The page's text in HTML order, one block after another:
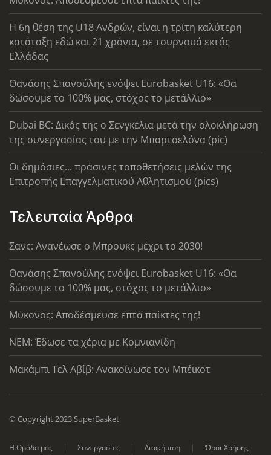
Η 6η θέση της U18 Ανδρών, είναι η τρίτη καλύτερη
κατάταξη εδώ και 21 χρόνια, σε τουρνουά εκτός
Ελλάδας
Θανάσης Σπανούλης ενόψει Eurobasket U16: «Θα
δώσουμε το 100% μας, στόχος το μετάλλιο»
Dubai BC: Δικός της ο Σενγκέλια μετά την ολοκλήρωση
της συνεργασίας του με την Μπαρτσελόνα (pic)
Οι δημόσιες... πράσινες τοποθετήσεις μελών της
Επιτροπής Επαγγελματικού Αθλητισμού (pics)
Τελευταία Άρθρα
Σανς: Ανανέωσε ο Μπρουκς μέχρι το 2030!
Θανάσης Σπανούλης ενόψει Eurobasket U16: «Θα
δώσουμε το 100% μας, στόχος το μετάλλιο»
Μύκονος: Αποδέσμευσε επτά παίκτες της!
ΝΕΜ: Έδωσε τα χέρια με Κομνιανίδη
Μακάμπι Τελ Αβίβ: Ανακοίνωσε τον Μπέικοτ
© Copyright 2023 SuperBasket
Η Ομάδα μας Συνεργασίες Διαφήμιση
Όροι Χρήσης